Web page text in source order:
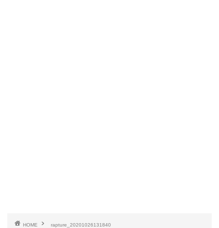
HOME rapture_20201026131840